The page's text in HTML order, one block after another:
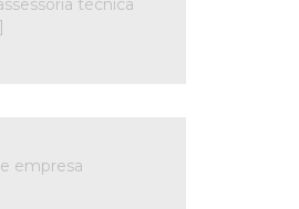
técnica
empresa